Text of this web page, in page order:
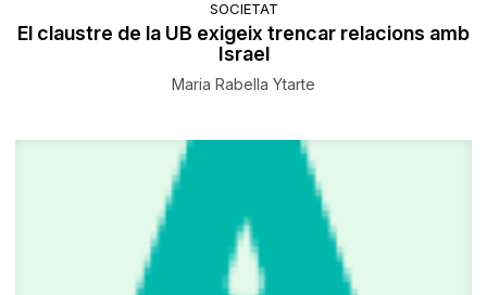
SOCIETAT
El claustre de la UB exigeix trencar relacions amb
Israel
Maria Rabella Ytarte